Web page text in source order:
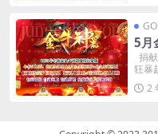
5月
大
捐
狂暴
2